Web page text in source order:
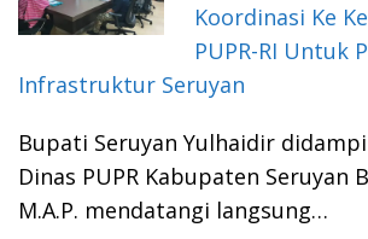
Koordinasi Ke
PUPR-RI Untuk
Infrastruktur Seruyan
Bupati Seruyan Yulhaidir
Dinas PUPR Kabupaten Seruyan
M.A.P. mendatangi langsung…